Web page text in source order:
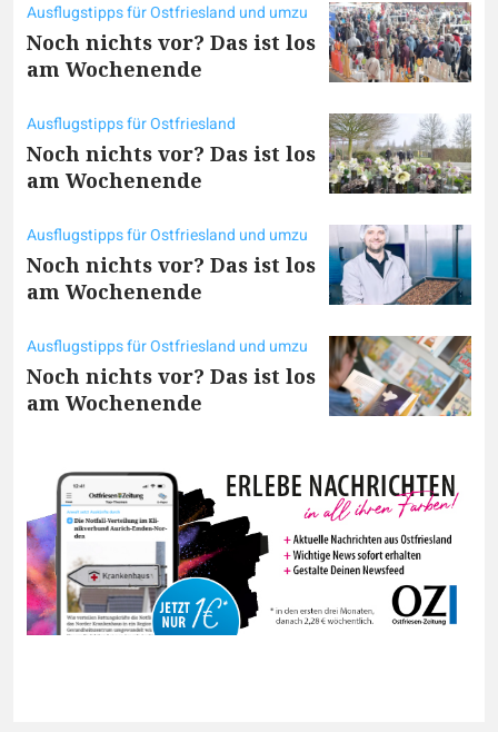
Ausflugstipps für Ostfriesland und umzu
Noch nichts vor? Das ist los
am Wochenende
Ausflugstipps für Ostfriesland
Noch nichts vor? Das ist los
am Wochenende
Ausflugstipps für Ostfriesland und umzu
Noch nichts vor? Das ist los
am Wochenende
Ausflugstipps für Ostfriesland und umzu
Noch nichts vor? Das ist los
am Wochenende